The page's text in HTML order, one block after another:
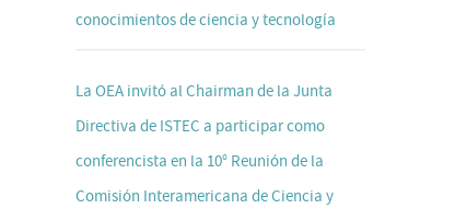
conocimientos de ciencia y tecnología
La OEA invitó al Chairman de la Junta
Directiva de ISTEC a participar como
conferencista en la 10° Reunión de la
Comisión Interamericana de Ciencia y